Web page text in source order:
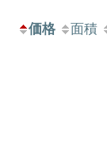
価格 面積